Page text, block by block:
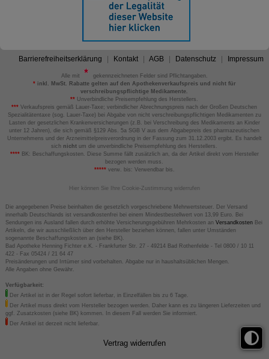
Barrierefreiheitserklärung Kontakt AGB Datenschutz Impressum
Alle mit
gekennzeichneten Felder sind Pflichtangaben.
*inkl. MwSt. Rabatte gelten auf den Apothekenverkaufspreis und nicht für
verschreibungspflichtige Medikamente.
** Unverbindliche Preisempfehlung des Herstellers.
*** Verkaufspreis gemäß Lauer-Taxe; verbindlicher Abrechnungspreis nach der Großen Deutschen
Spezialitätentaxe (sog. Lauer-Taxe) bei Abgabe von nicht verschreibungspflichtigen Medikamenten zu
Lasten der gesetzlichen Krankenversicherungen (z.B. bei Verschreibung des Medikaments an Kinder
unter 12 Jahren), die sich gemäß §129 Abs. 5a SGB V aus dem Abgabepreis des pharmazeutischen
Unternehmens und der Arzneimittelpreisverordnung in der Fassung zum 31.12.2003 ergibt. Es handelt
sich nicht um die unverbindliche Preisempfehlung des Herstellers.
****BK: Beschaffungskosten. Diese Summe fällt zusätzlich an, da der Artikel direkt vom Hersteller
bezogen werden muss.
*****verw. bis: Verwendbar bis.
Hier können Sie Ihre Cookie-Zustimmung widerrufen
Die angegebenen Preise beinhalten die gesetzlich vorgeschriebene Mehrwertsteuer. Der Versand
innerhalb Deutschlands ist versandkostenfrei bei einem Mindestbestellwert von 13,99 Euro. Bei
Sendungen ins Ausland fallen durch erhöhte Versicherungsgebühren Mehrkosten an VersandkostenBei
Artikeln, die wir ausschließlich über den Hersteller beziehen können, fallen unter Umständen
sogenannte Beschaffungskosten an (siehe BK).
Bad Apotheke Henning Fichter e.K. - Frankfurter Str. 27 - 49214 Bad Rothenfelde - Tel 0800 / 10 11
422 - Fax 05424 / 21 64 47
Preisänderungen und Irrtümer sind vorbehalten. Abgabe nur in haushaltsüblichen Mengen.
Alle Angaben ohne Gewähr.
Verfügbarkeit:
Der Artikel ist in der Regel sofort lieferbar, in Einzelfällen bis zu 6 Tage.
Der Artikel muss direkt vom Hersteller bezogen werden. Daher kann es zu längeren Lieferzeiten und
ggf. Zusatzkosten (siehe BK) kommen. In diesem Fall werden Sie informiert.
Der Artikel ist derzeit nicht lieferbar.
Vertrag widerrufen